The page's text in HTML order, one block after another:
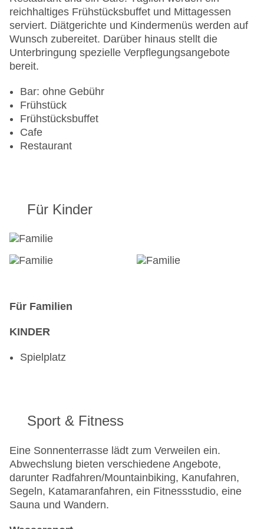
Gesamtanzahl der Zimmer: 50
Zahlungsarten: Mastercard, Visa
Landeskategorie: 3 Sterne
reichhaltiges Frühstücksbuffet und Mittagessen
serviert. Diätgerichte und Kindermenüs werden auf
Wunsch zubereitet. Darüber hinaus stellt die
Unterbringung spezielle Verpflegungsangebote
bereit.
Bar: ohne Gebühr
Frühstück
Frühstücksbuffet
Cafe
Restaurant
Für Kinder
Für Familien
KINDER
Spielplatz
Sport & Fitness
Eine Sonnenterrasse lädt zum Verweilen ein.
Abwechslung bieten verschiedene Angebote,
darunter Radfahren/Mountainbiking, Kanufahren,
Segeln, Katamaranfahren, ein Fitnessstudio, eine
Sauna und Wandern.